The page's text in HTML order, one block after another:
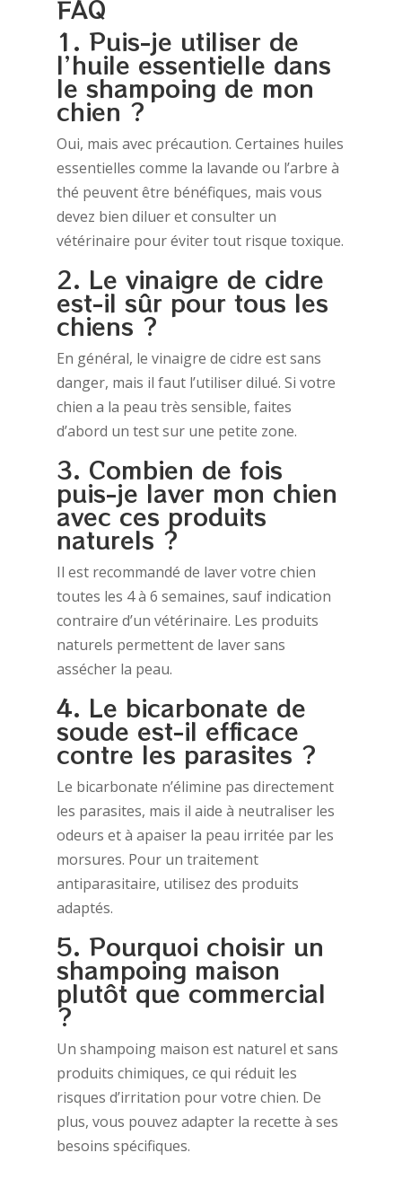
FAQ
1. Puis-je utiliser de
l’huile essentielle dans
le shampoing de mon
chien ?
Oui, mais avec précaution. Certaines huiles
essentielles comme la lavande ou l’arbre à
thé peuvent être bénéfiques, mais vous
devez bien diluer et consulter un
vétérinaire pour éviter tout risque toxique.
2. Le vinaigre de cidre
est-il sûr pour tous les
chiens ?
En général, le vinaigre de cidre est sans
danger, mais il faut l’utiliser dilué. Si votre
chien a la peau très sensible, faites
d’abord un test sur une petite zone.
3. Combien de fois
puis-je laver mon chien
avec ces produits
naturels ?
Il est recommandé de laver votre chien
toutes les 4 à 6 semaines, sauf indication
contraire d’un vétérinaire. Les produits
naturels permettent de laver sans
assécher la peau.
4. Le bicarbonate de
soude est-il efficace
contre les parasites ?
Le bicarbonate n’élimine pas directement
les parasites, mais il aide à neutraliser les
odeurs et à apaiser la peau irritée par les
morsures. Pour un traitement
antiparasitaire, utilisez des produits
adaptés.
5. Pourquoi choisir un
shampoing maison
plutôt que commercial
?
Un shampoing maison est naturel et sans
produits chimiques, ce qui réduit les
risques d’irritation pour votre chien. De
plus, vous pouvez adapter la recette à ses
besoins spécifiques.